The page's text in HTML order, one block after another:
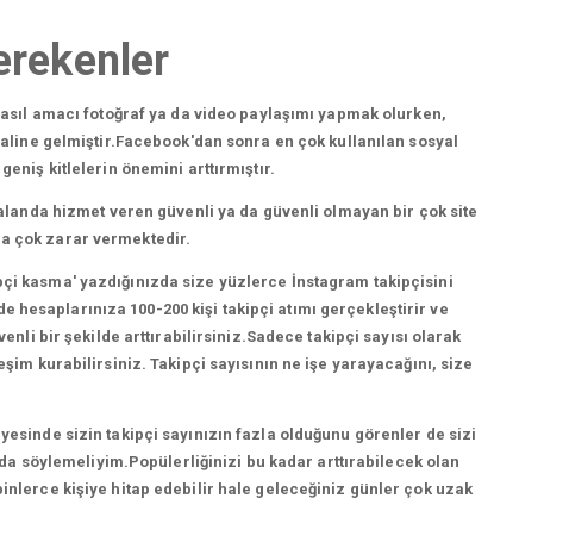
amacı fotoğraf ya da video paylaşımı yapmak olurken,
gelmiştir.Facebook'dan sonra en çok kullanılan sosyal
kitlelerin önemini arttırmıştır.
hizmet veren güvenli ya da güvenli olmayan bir çok site
çok zarar vermektedir.
kasma' yazdığınızda size yüzlerce İnstagram takipçisini
100-200 kişi takipçi atımı gerçekleştirir ve
bir şekilde arttırabilirsiniz.Sadece takipçi sayısı olarak
kurabilirsiniz. Takipçi sayısının ne işe yarayacağını, size
sizin takipçi sayınızın fazla olduğunu görenler de sizi
söylemeliyim.Popülerliğinizi bu kadar arttırabilecek olan
kişiye hitap edebilir hale geleceğiniz günler çok uzak